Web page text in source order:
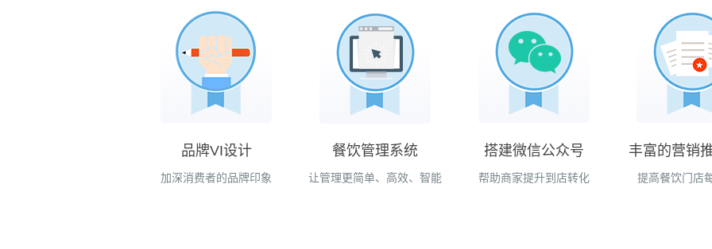
品牌VI设计
加深消费者的品牌印象
餐饮管理系统
让管理更简单、高效、智能
搭建微信公众号
帮助商家提升到店转化
丰富的营销
提高餐饮门店